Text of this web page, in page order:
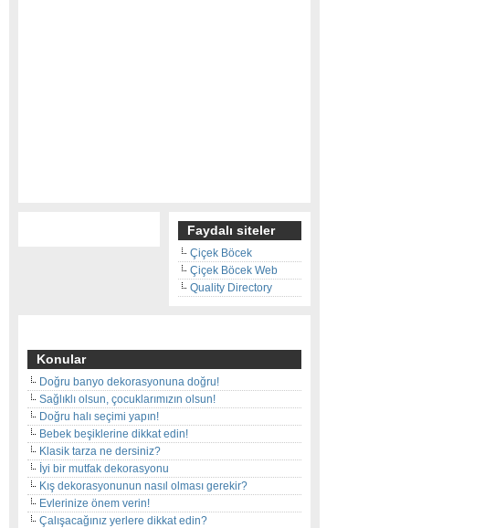
Faydalı siteler
Çiçek Böcek
Çiçek Böcek Web
Quality Directory
Konular
Doğru banyo dekorasyonuna doğru!
Sağlıklı olsun, çocuklarımızın olsun!
Doğru halı seçimi yapın!
Bebek beşiklerine dikkat edin!
Klasik tarza ne dersiniz?
İyi bir mutfak dekorasyonu
Kış dekorasyonunun nasıl olması gerekir?
Evlerinize önem verin!
Çalışacağınız yerlere dikkat edin?